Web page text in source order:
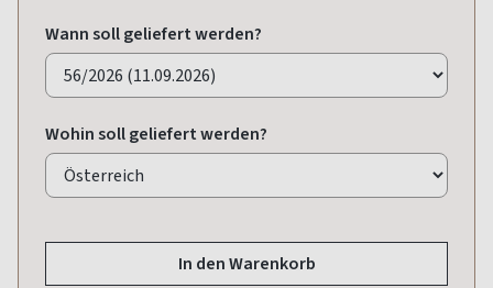
Wann soll geliefert werden?
Wohin soll geliefert werden?
In den Warenkorb